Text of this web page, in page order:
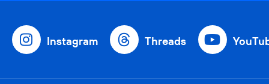
Instagram Threads